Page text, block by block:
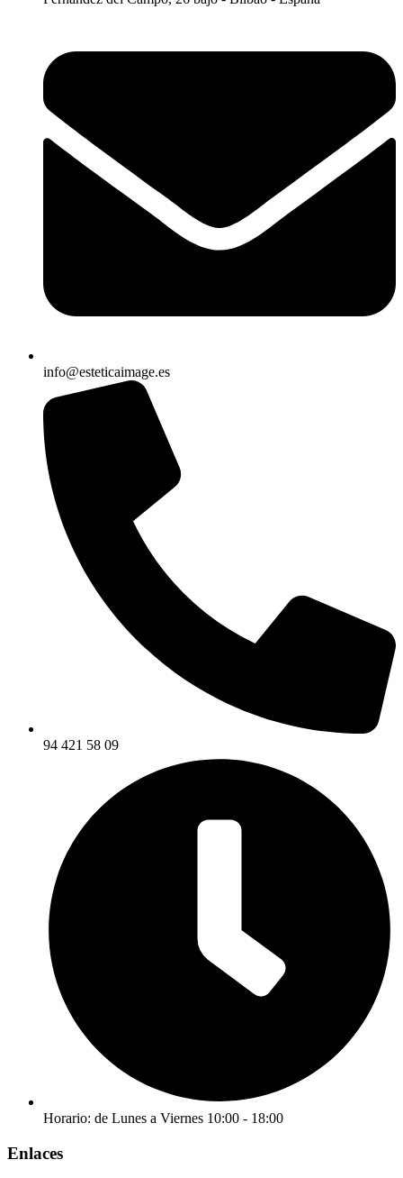
info@esteticaimage.es
94 421 58 09
Horario: de Lunes a Viernes 10:00 - 18:00
Enlaces